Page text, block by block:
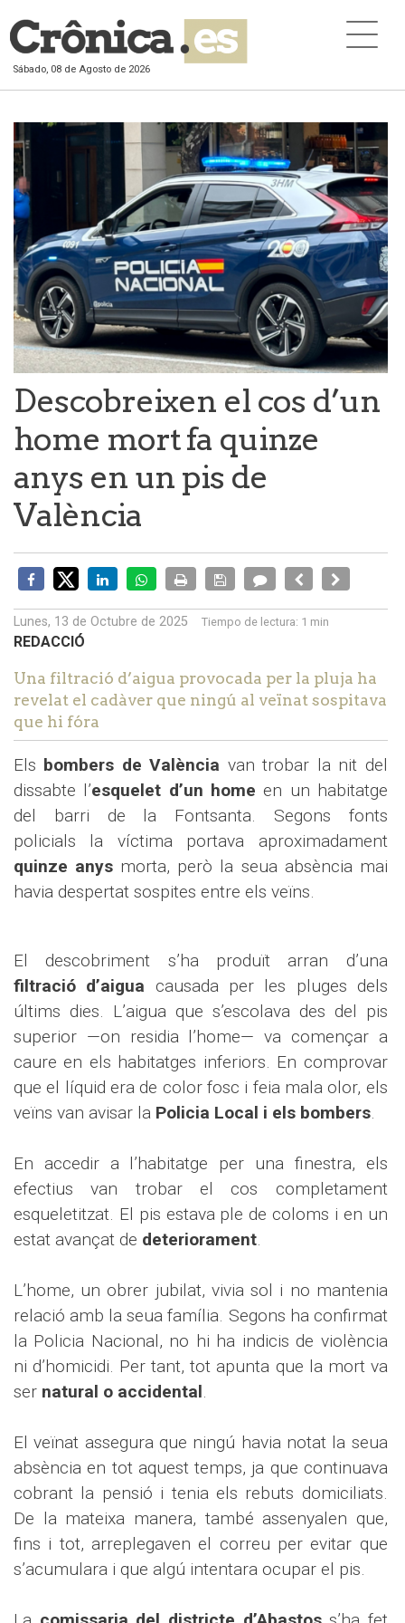
Sábado, 08 de Agosto de 2026
Descobreixen el cos d’un
home mort fa quinze
anys en un pis de
València
Lunes, 13 de Octubre de 2025 Tiempo de lectura: 1 min
REDACCIÓ
Una filtració d’aigua provocada per la pluja ha
revelat el cadàver que ningú al veïnat sospitava
que hi fóra
Els bombers de València van trobar la nit del
dissabte l’esquelet d’un home en un habitatge
del barri de la Fontsanta. Segons fonts
policials la víctima portava aproximadament
quinze anys morta, però la seua absència mai
havia despertat sospites entre els veïns.
El descobriment s’ha produït arran d’una
filtració d’aigua causada per les pluges dels
últims dies. L’aigua que s’escolava des del pis
superior —on residia l’home— va començar a
caure en els habitatges inferiors. En comprovar
que el líquid era de color fosc i feia mala olor, els
veïns van avisar la Policia Local i els bombers.
En accedir a l’habitatge per una finestra, els
efectius van trobar el cos completament
esqueletitzat. El pis estava ple de coloms i en un
estat avançat de deteriorament.
L’home, un obrer jubilat, vivia sol i no mantenia
relació amb la seua família. Segons ha confirmat
la Policia Nacional, no hi ha indicis de violència
ni d’homicidi. Per tant, tot apunta que la mort va
ser natural o accidental.
El veïnat assegura que ningú havia notat la seua
absència en tot aquest temps, ja que continuava
cobrant la pensió i tenia els rebuts domiciliats.
De la mateixa manera, també assenyalen que,
fins i tot, arreplegaven el correu per evitar que
s’acumulara i que algú intentara ocupar el pis.